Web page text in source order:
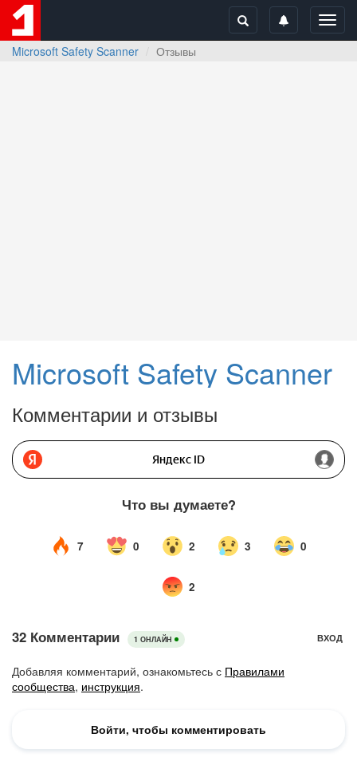
Microsoft Safety Scanner
Отзывы
Microsoft Safety Scanner
Комментарии и отзывы